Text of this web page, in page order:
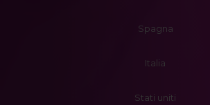
Spagna
Italia
Stati uniti